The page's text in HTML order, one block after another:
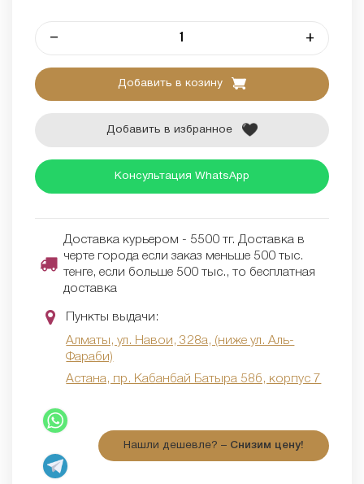
– +
Добавить в козину
Добавить в избранное
Консультация WhatsApp
Доставка курьером - 5500 тг. Доставка в
черте города если заказ меньше 500 тыс.
тенге, если больше 500 тыс., то бесплатная
доставка
Пункты выдачи:
Алматы, ул. Навои, 328а, (ниже ул. Аль-
Фараби)
Астана, пр. Кабанбай Батыра 58б, корпус 7
Нашли дешевле? – Снизим цену!